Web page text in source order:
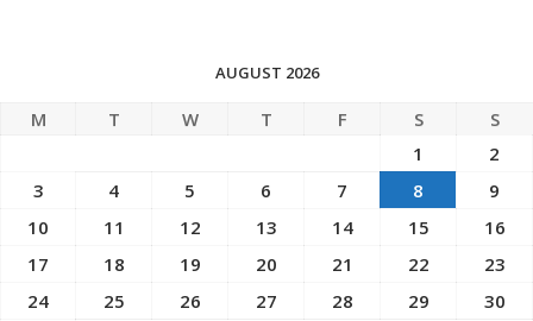
AUGUST 2026
M T W T F S
S
1
2
3
4 5 6 7 8
9
10
11 12 13 14 15
16
17
18 19 20 21 22
23
24
25 26 27 28 29
30